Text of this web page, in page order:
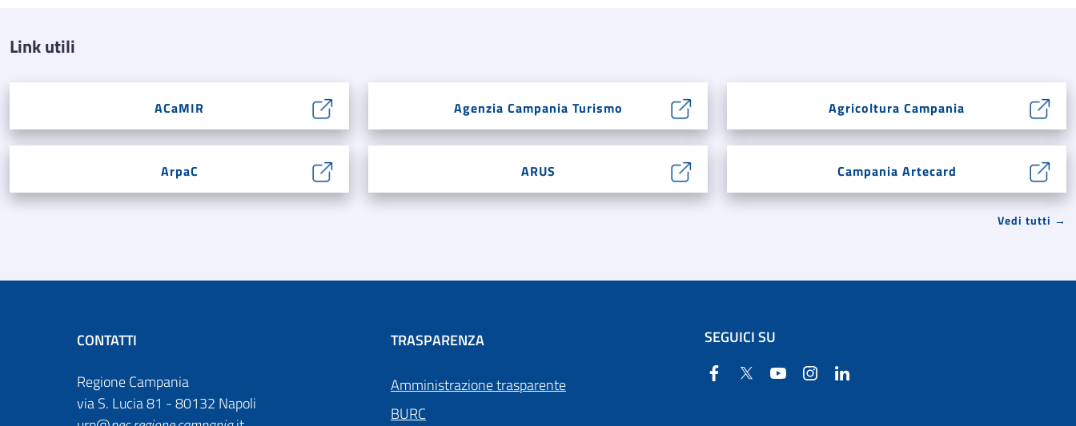
Link utili
ACaMIR Agenzia Campania Turismo Agricoltura Campania
ArpaC ARUS Campania Artecard
Vedi tutti →
CONTATTI
Regione Campania
via S. Lucia 81 - 80132 Napoli
TRASPARENZA
Amministrazione trasparente
BURC
SEGUICI SU
Facebook
Twitter YouTube Instagram